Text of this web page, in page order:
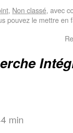
, Non classé, avec
pouvez le mettre en
min